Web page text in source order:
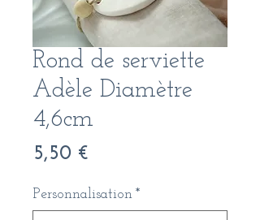
Rond de serviette
Adèle Diamètre
4,6cm
5,50 €
Personnalisation *